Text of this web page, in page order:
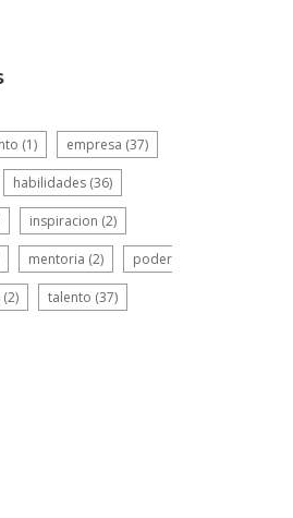
(1) empresa (37)
habilidades (36)
inspiracion (2)
mentoria (2) poder
(2) talento (37)